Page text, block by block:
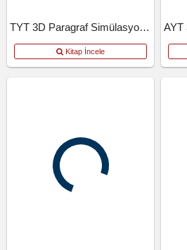
TYT 3D Paragraf Simülasyon Denemeleri
Kitap İncele